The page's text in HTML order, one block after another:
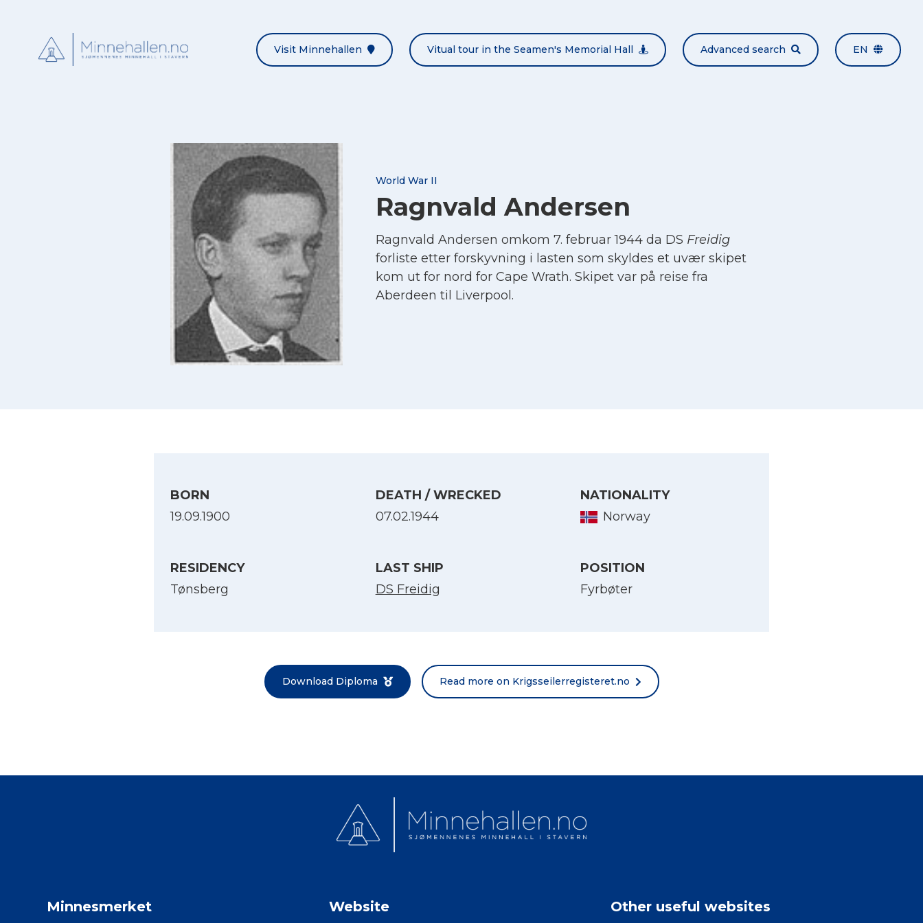
Visit Minnehallen Vitual tour in the Seamen's Memorial Hall Advanced search EN
World War II
Ragnvald Andersen
Ragnvald Andersen omkom 7. februar 1944 da DS Freidig
forliste etter forskyvning i lasten som skyldes et uvær skipet
kom ut for nord for Cape Wrath. Skipet var på reise fra
Aberdeen til Liverpool.
BORN
19.09.1900
DEATH / WRECKED
07.02.1944
NATIONALITY
Norway
RESIDENCY
Tønsberg
LAST SHIP
DS Freidig
POSITION
Fyrbøter
Download Diploma Read more on Krigsseilerregisteret.no
Minnesmerket Website Other useful websites
English